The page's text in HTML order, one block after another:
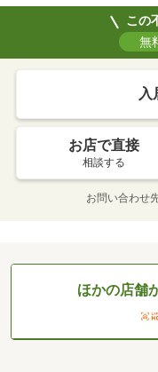
この
無
入
お店で直接
相談する
お問い合わせ
ほかの店舗